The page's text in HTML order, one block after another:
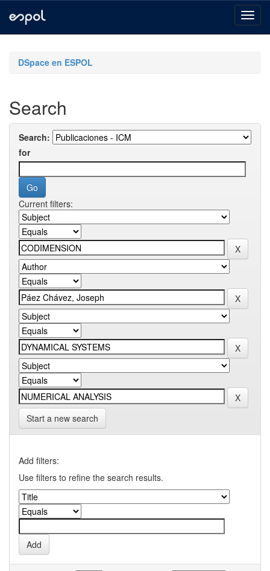
navigationDSpace en ESPOL
Search
Search:
for
Current filters:
Start a new search
Add filters:
Use filters to refine the search results.